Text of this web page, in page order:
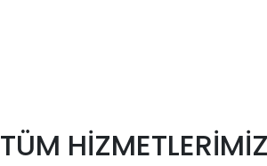
TÜM HİZMETLERİMİZ